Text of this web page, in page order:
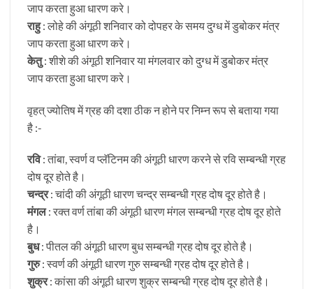
जाप करता हुआ धारण करे।
राहु: लोहे की अंगूठी शनिवार को दोपहर के समय दुग्ध में डुबोकर मंत्र
जाप करता हुआ धारण करे।
केतु: शीशे की अंगूठी शनिवार या मंगलवार को दुग्ध में डुबोकर मंत्र
जाप करता हुआ धारण करे।
वृहत् ज्योतिष में ग्रह की दशा ठीक न होने पर निम्न रूप से बताया गया
है :-
रवि: तांबा, स्वर्ण व प्लॅटिनम की अंगूठी धारण करने से रवि सम्बन्धी ग्रह
दोष दूर होते है।
चन्द्र: चांदी की अंगूठी धारण चन्द्र सम्बन्धी ग्रह दोष दूर होते है।
मंगल: रक्त वर्ण तांबा की अंगूठी धारण मंगल सम्बन्धी ग्रह दोष दूर होते
है।
बुध: पीतल की अंगूठी धारण बुध सम्बन्धी ग्रह दोष दूर होते है।
गुरु: स्वर्ण की अंगूठी धारण गुरु सम्बन्धी ग्रह दोष दूर होते है।
शुक्र: कांसा की अंगूठी धारण शुक्र सम्बन्धी ग्रह दोष दूर होते है।